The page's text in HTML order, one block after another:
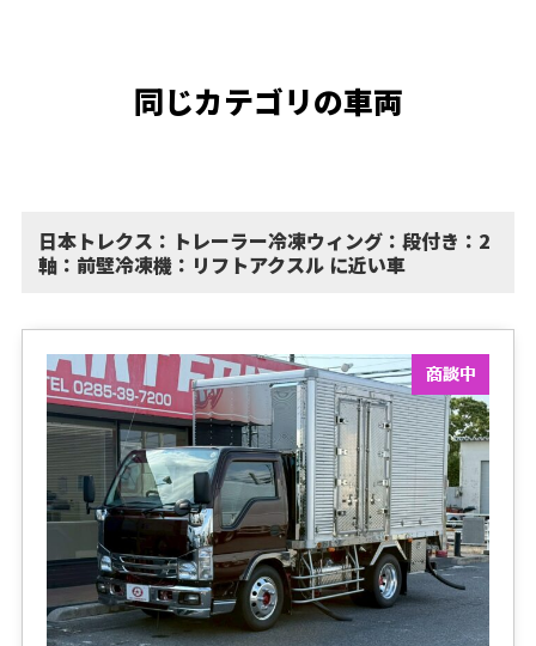
同じカテゴリの車両
日本トレクス：トレーラー冷凍ウィング：段付き：2
軸：前壁冷凍機：リフトアクスル に近い車